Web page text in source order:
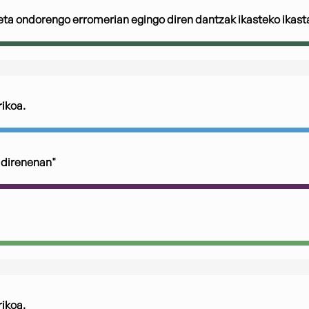
ondorengo erromerian egingo diren dantzak ikasteko